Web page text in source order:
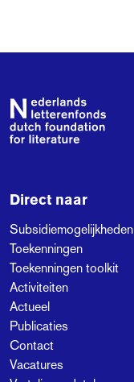
Footer
Direct naar
Subsidiemogelijkheden
Toekenningen
Toekenningen toolkit
Activiteiten
Actueel
Publicaties
Contact
Vacatures